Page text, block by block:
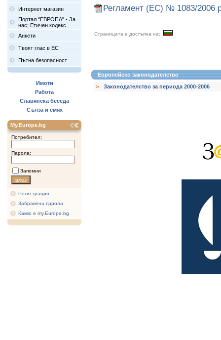
Интернет магазин
Портал "ЕВРОПА" - За
нас; Етичен кодекс
Анкети
Твоят глас в ЕС
Пътна безопасност
Имоти
Работа
Славянска беседа
Сълза и смях
My.Europe.bg
Потребител:
Парола:
Запомни
Регистрация
Забравена парола
Какво е my.Europe.bg
Регламент (ЕС) № 1083/2006
Страницата е достъпна на:
Европейско законодателство
Законодателство за периода 2000-2006